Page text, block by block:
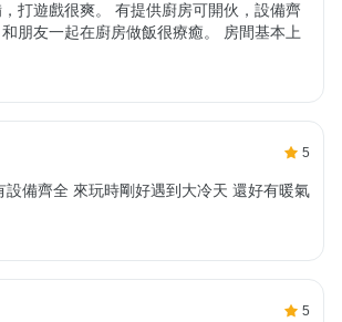
打遊戲很爽。 有提供廚房可開伙，設備齊
朋友一起在廚房做飯很療癒。 房間基本上
5
設備齊全 來玩時剛好遇到大冷天 還好有暖氣
5